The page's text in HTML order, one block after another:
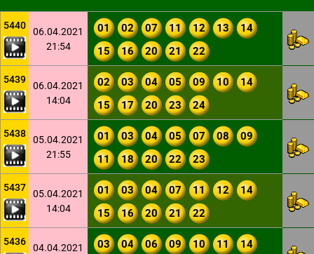
5440
06.04.2021
21:54
01 02 07 11 12 13
14
15
16 20 21 22
5439
06.04.2021
14:04
02 03 04 05 09 10
14
15
17 20 23 24
5438
05.04.2021
21:55
01 03 04 05 07 08
09
11
18 20 22 23
5437
05.04.2021
14:04
01 03 04 07 11 12
14
15
16 20 21 22
5436
04.04.2021
03 04 06 09 10 11
14